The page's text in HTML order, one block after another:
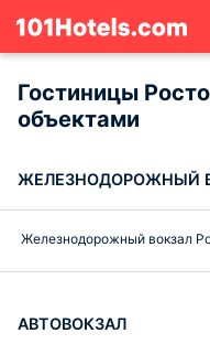
Гостиницы
объектами
ЖЕЛЕЗНОДОРОЖНЫЙ
Железнодорожный вокзал
АВТОВОКЗАЛ